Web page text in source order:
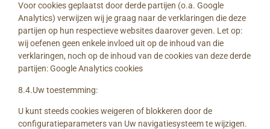
Voor cookies geplaatst door derde partijen (o.a. Google
Analytics) verwijzen wij je graag naar de verklaringen die deze
partijen op hun respectieve websites daarover geven. Let op:
wij oefenen geen enkele invloed uit op de inhoud van die
verklaringen, noch op de inhoud van de cookies van deze derde
partijen: Google Analytics cookies
8.4.Uw toestemming:
U kunt steeds cookies weigeren of blokkeren door de
configuratieparameters van Uw navigatiesysteem te wijzigen.